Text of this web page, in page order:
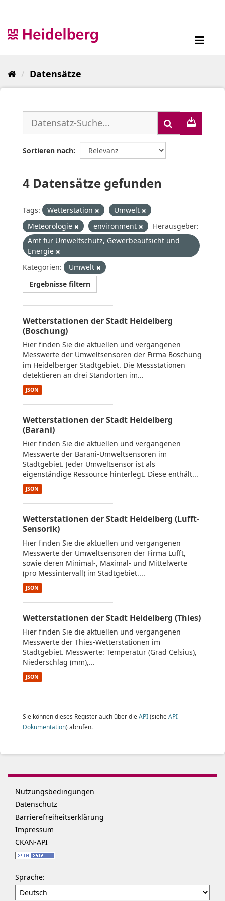
Datensätze
Sortieren nach
4 Datensätze gefunden
Tags: Wetterstation
Umwelt
Meteorologie
environment
Herausgeber:
Amt für Umweltschutz, Gewerbeaufsicht und
Energie
Kategorien:
Umwelt
Ergebnisse filtern
Wetterstationen der Stadt Heidelberg
(Boschung)
Hier finden Sie die aktuellen und vergangenen
Messwerte der Umweltsensoren der Firma Boschung
im Heidelberger Stadtgebiet. Die Messstationen
detektieren an drei Standorten im...
JSON
Wetterstationen der Stadt Heidelberg
(Barani)
Hier finden Sie die aktuellen und vergangenen
Messwerte der Barani-Umweltsensoren im
Stadtgebiet. Jeder Umweltsensor ist als
eigenständige Ressource hinterlegt. Diese enthält...
JSON
Wetterstationen der Stadt Heidelberg (Lufft-
Sensorik)
Hier finden Sie die aktuellen und vergangenen
Messwerte der Umweltsensoren der Firma Lufft,
sowie deren Minimal-, Maximal- und Mittelwerte
(pro Messintervall) im Stadtgebiet....
JSON
Wetterstationen der Stadt Heidelberg (Thies)
Hier finden Sie die aktuellen und vergangenen
Messwerte der Thies-Wetterstationen im
Stadtgebiet. Messwerte: Temperatur (Grad Celsius),
Niederschlag (mm),...
JSON
Sie können dieses Register auch über die API(siehe API-
Dokumentation) abrufen.
Nutzungsbedingungen
Datenschutz
Barrierefreiheitserklärung
Impressum
CKAN-API
Sprache